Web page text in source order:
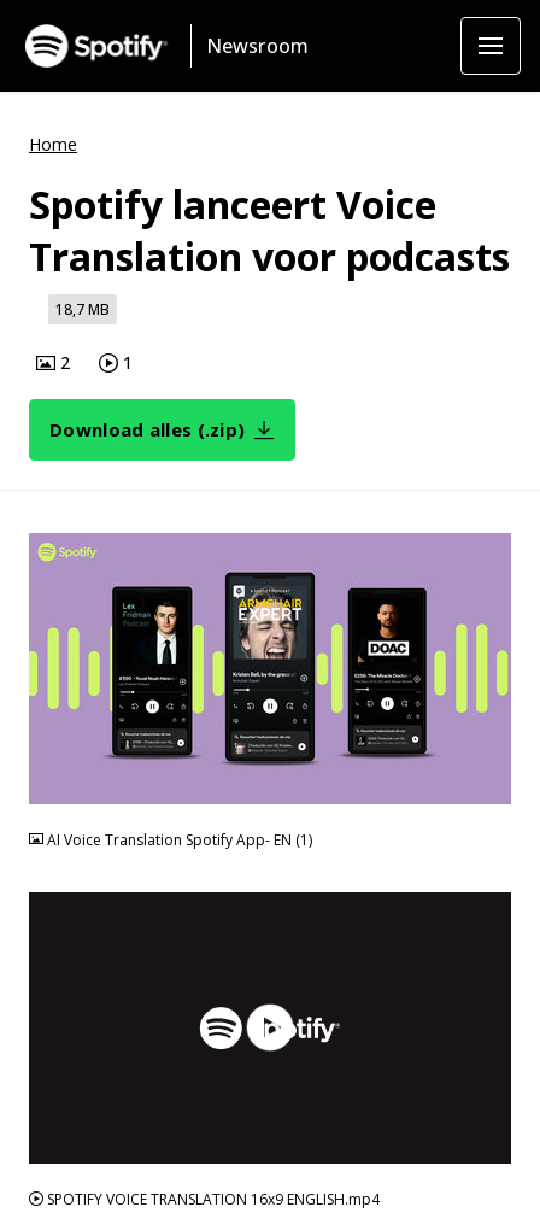
Newsroom
Home
Spotify lanceert Voice
Translation voor podcasts
18,7 MB
2 1
Download alles (.zip)
AI Voice Translation Spotify App- EN (1)
SPOTIFY VOICE TRANSLATION 16x9 ENGLISH.mp4